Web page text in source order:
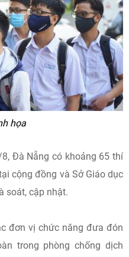
họa
Đà Nẵng có khoảng 65 thí
cộng đồng và Sở Giáo dục
soát, cập nhật.
đơn vị chức năng đưa đón
trong phòng chống dịch